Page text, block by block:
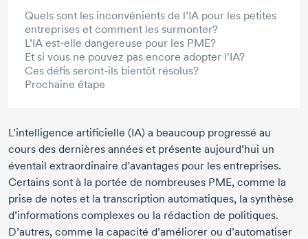
Quels sont les inconvénients de l’IA pour les petites
entreprises et comment les surmonter?
L’IA est-elle dangereuse pour les PME?
Et si vous ne pouvez pas encore adopter l’IA?
Ces défis seront-ils bientôt résolus?
Prochaine étape
L’intelligence artificielle (IA) a beaucoup progressé au
cours des dernières années et présente aujourd’hui un
éventail extraordinaire d’avantages pour les entreprises.
Certains sont à la portée de nombreuses PME, comme la
prise de notes et la transcription automatiques, la synthèse
d’informations complexes ou la rédaction de politiques.
D’autres, comme la capacité d’améliorer ou d’automatiser